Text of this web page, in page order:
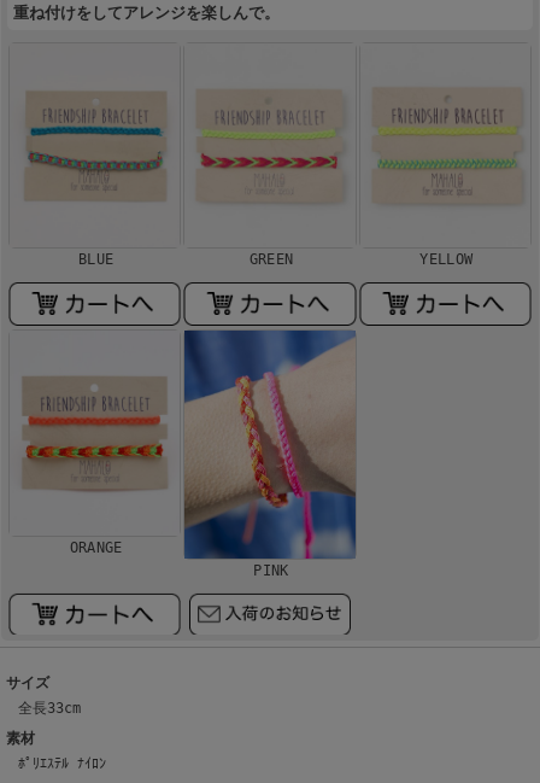
重ね付けをしてアレンジを楽しんで。
BLUE GREEN YELLOW
ORANGE
PINK
サイズ
全長33cm
素材
ﾎﾟﾘｴｽﾃﾙ ﾅｲﾛﾝ